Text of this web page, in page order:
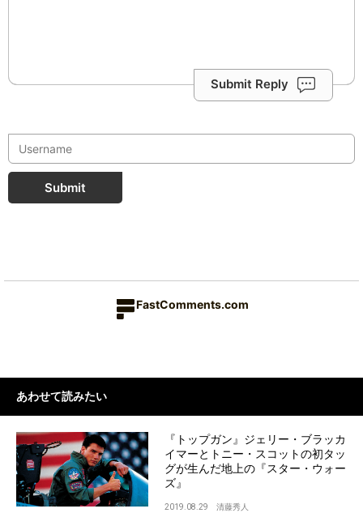
Submit Reply
Submit
FastComments.com
あわせて読みたい
『トップガン』ジェリー・ブラッカ
イマーとトニー・スコットの初タッ
グが生んだ地上の『スター・ウォー
ズ』
2019.08.29 清藤秀人